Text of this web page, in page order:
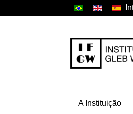
A Instituição